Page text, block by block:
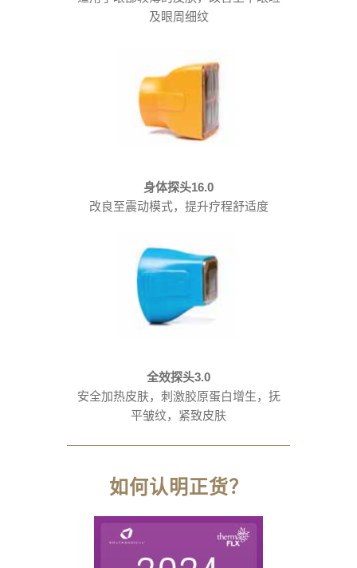
及眼周细纹
身体探头16.0
改良至震动模式，提升疗程舒适度
全效探头3.0
安全加热皮肤，刺激胶原蛋白增生，抚
平皱纹，紧致皮肤
如何认明正货？